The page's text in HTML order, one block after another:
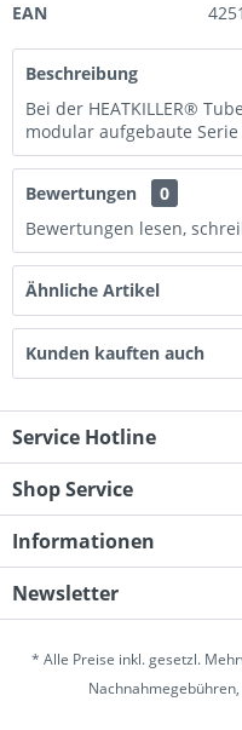
EAN
Beschreibung
Bei der HEATKILLER®
modular aufgebaute
Bewertungen
0
Bewertungen lesen,
Ähnliche Artikel
Kunden kauften auch
Service Hotline
Shop Service
Informationen
Newsletter
* Alle Preise inkl. gesetzl.